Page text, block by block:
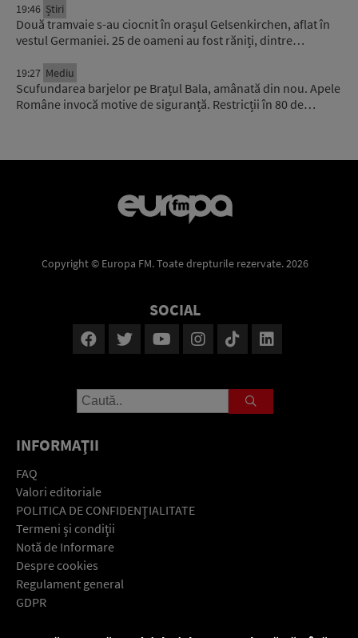
19:46 Știri
Două tramvaie s-au ciocnit în orașul Gelsenkirchen, aflat în
vestul Germaniei. 25 de oameni au fost răniți, dintre…
19:27 Mediu
Scufundarea barjelor pe Brațul Bala, amânată din nou. Apele
Române invocă motive de siguranță. Restricții în 80 de…
Copyright © Europa FM. Toate drepturile rezervate. 2026
SOCIAL
INFORMAŢII
FAQ
Valori editoriale
POLITICA DE CONFIDENŢIALITATE
Termeni şi condiţii
Notă de Informare
Despre cookies
Regulament general
GDPR